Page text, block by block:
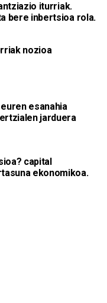
iturriak.
bere inbertsioa rola.
nozioa
esanahia
jarduera
capital
ekonomikoa.